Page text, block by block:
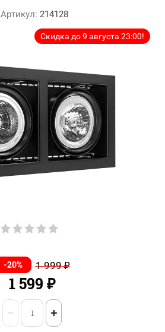
Артикул: 214128
Скидка до 9 августа 23:00!
-20% 1 999₽
1 599 ₽
− +